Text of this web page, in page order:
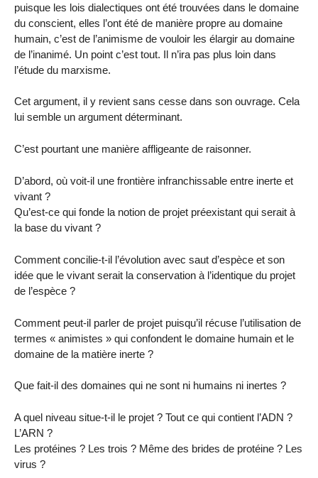
puisque les lois dialectiques ont été trouvées dans le domaine
du conscient, elles l’ont été de manière propre au domaine
humain, c’est de l’animisme de vouloir les élargir au domaine
de l’inanimé. Un point c’est tout. Il n’ira pas plus loin dans
l’étude du marxisme.
Cet argument, il y revient sans cesse dans son ouvrage. Cela
lui semble un argument déterminant.
C’est pourtant une manière affligeante de raisonner.
D’abord, où voit-il une frontière infranchissable entre inerte et
vivant ?
Qu’est-ce qui fonde la notion de projet préexistant qui serait à
la base du vivant ?
Comment concilie-t-il l’évolution avec saut d’espèce et son
idée que le vivant serait la conservation à l’identique du projet
de l’espèce ?
Comment peut-il parler de projet puisqu’il récuse l’utilisation de
termes « animistes » qui confondent le domaine humain et le
domaine de la matière inerte ?
Que fait-il des domaines qui ne sont ni humains ni inertes ?
A quel niveau situe-t-il le projet ? Tout ce qui contient l’ADN ?
L’ARN ?
Les protéines ? Les trois ? Même des brides de protéine ? Les
virus ?